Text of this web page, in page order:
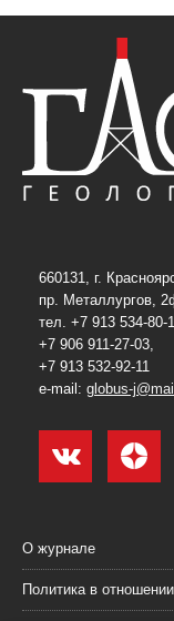
660131, г.
пр. Металлургов,
тел. +7 913 534-80-
+7 906 911-27-03,
+7 913 532-92-11
e-mail: globus-
О журнале
Политика в